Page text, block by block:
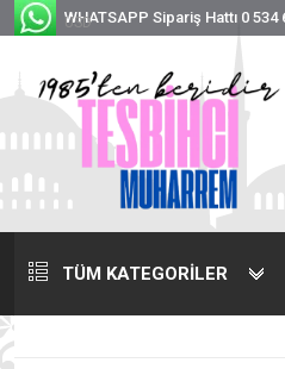
WHATSAPP Sipariş Hattı 0 534
USD
TÜM KATEGORİLER